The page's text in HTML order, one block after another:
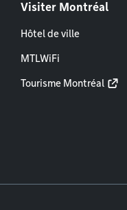
Visiter Montréal
Hôtel de ville
MTLWiFi
Tourisme Montréal